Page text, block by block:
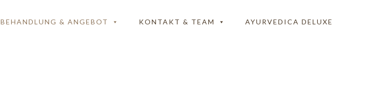
BEHANDLUNG & ANGEBOT KONTAKT & TEAM AYURVEDICA DELUXE